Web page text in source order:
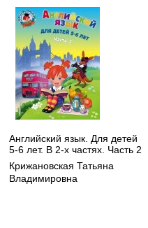
Английский язык. Для детей
5-6 лет. В 2-х частях. Часть 2
Крижановская Татьяна
Владимировна